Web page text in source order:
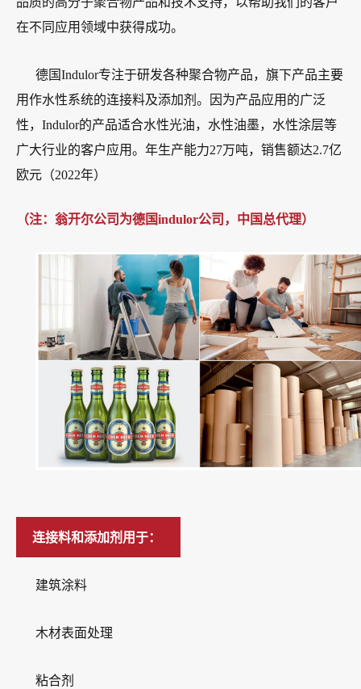
在不同应用领域中获得成功。
德国Indulor专注于研发各种聚合物产品，旗下产品主要
用作水性系统的连接料及添加剂。因为产品应用的广泛
性，Indulor的产品适合水性光油，水性油墨，水性涂层等
广大行业的客户应用。年生产能力27万吨，销售额达2.7亿
欧元（2022年）
（注：翁开尔公司为德国indulor公司，中国总代理）
连接料和添加剂用于：
建筑涂料
木材表面处理
粘合剂